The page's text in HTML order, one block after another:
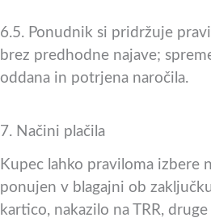
6.5. Ponudnik si pridržuje
brez predhodne najave;
oddana in potrjena naročila.
7. Načini plačila
Kupec lahko praviloma izbere
ponujen v blagajni ob
kartico, nakazilo na TRR,